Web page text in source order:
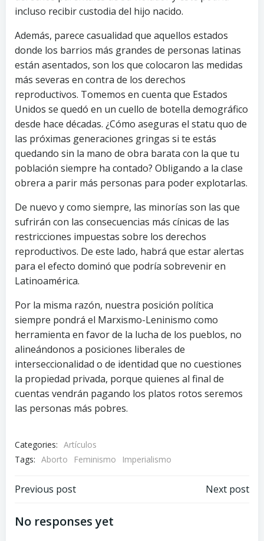
incluso recibir custodia del hijo nacido.
Además, parece casualidad que aquellos estados
donde los barrios más grandes de personas latinas
están asentados, son los que colocaron las medidas
más severas en contra de los derechos
reproductivos. Tomemos en cuenta que Estados
Unidos se quedó en un cuello de botella demográfico
desde hace décadas. ¿Cómo aseguras el statu quo de
las próximas generaciones gringas si te estás
quedando sin la mano de obra barata con la que tu
población siempre ha contado? Obligando a la clase
obrera a parir más personas para poder explotarlas.
De nuevo y como siempre, las minorías son las que
sufrirán con las consecuencias más cínicas de las
restricciones impuestas sobre los derechos
reproductivos. De este lado, habrá que estar alertas
para el efecto dominó que podría sobrevenir en
Latinoamérica.
Por la misma razón, nuestra posición política
siempre pondrá el Marxismo-Leninismo como
herramienta en favor de la lucha de los pueblos, no
alineándonos a posiciones liberales de
interseccionalidad o de identidad que no cuestiones
la propiedad privada, porque quienes al final de
cuentas vendrán pagando los platos rotos seremos
las personas más pobres.
Categories: Artículos
Tags: Aborto Feminismo Imperialismo
Navegación
de
Previous post
Navegación
Next post
No responses yet